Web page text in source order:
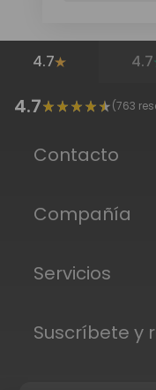
4.7 4.7
4.7 (763
Contacto
Compañía
Servicios
Suscríbete y